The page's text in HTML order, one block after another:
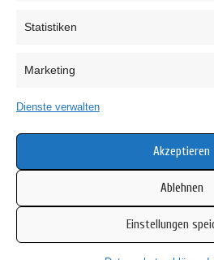
Statistiken
Marketing
Dienste verwalten
Akzeptieren
Ablehnen
Einstellungen
Cookie-
Copyright © 2026